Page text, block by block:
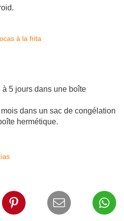
à 5 jours dans une boîte
mois dans un sac de congélation
hermétique.